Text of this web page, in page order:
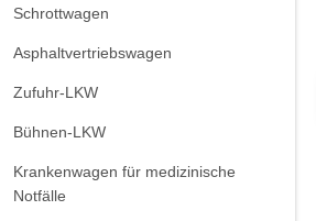
Schrottwagen
Asphaltvertriebswagen
Zufuhr-LKW
Bühnen-LKW
Krankenwagen für medizinische
Notfälle